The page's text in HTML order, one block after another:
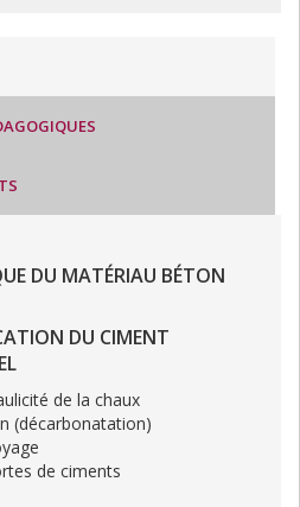
DU MATÉRIAU BÉTON
DU CIMENT
de la chaux
(décarbonatation)
de ciments